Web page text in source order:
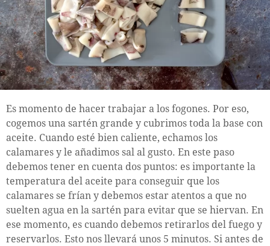
Es momento de hacer trabajar a los fogones. Por eso,
cogemos una sartén grande y cubrimos toda la base con
aceite. Cuando esté bien caliente, echamos los
calamares y le añadimos sal al gusto. En este paso
debemos tener en cuenta dos puntos: es importante la
temperatura del aceite para conseguir que los
calamares se frían y debemos estar atentos a que no
suelten agua en la sartén para evitar que se hiervan. En
ese momento, es cuando debemos retirarlos del fuego y
reservarlos. Esto nos llevará unos 5 minutos. Si antes de